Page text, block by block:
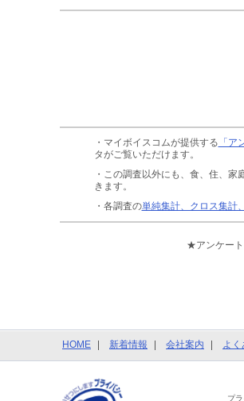
・マイボイスコムが提供する 「
タがご覧いただけます。
・この調査以外にも、食、住、
きます。
・各調査の単純集計、クロス集計
★アンケート
HOME 新着情報 会社案内 よく
プ